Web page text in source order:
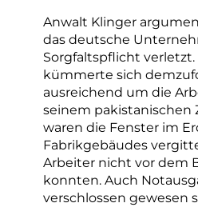
Anwalt Klinger
das deutsche
Sorgfaltspflicht
kümmerte sich
ausreichend um die
seinem pakistanischen
waren die Fenster im
Fabrikgebäudes
Arbeiter nicht vor dem
konnten. Auch
verschlossen gewesen